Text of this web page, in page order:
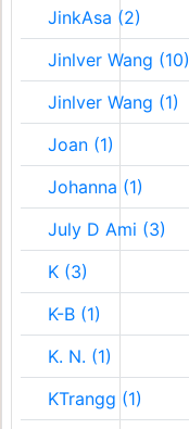
JinkAsa (2)
Jinlver Wang (10)
Jinlver Wang (1)
Joan (1)
Johanna (1)
July D Ami (3)
K (3)
K-B (1)
K. N. (1)
KTrangg (1)